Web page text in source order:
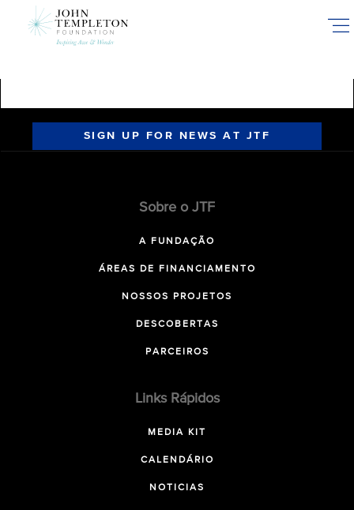
SIGN UP FOR NEWS AT JTF
Sobre o JTF
A FUNDAÇÃO
ÁREAS DE FINANCIAMENTO
NOSSOS PROJETOS
DESCOBERTAS
PARCEIROS
Links Rápidos
MEDIA KIT
CALENDÁRIO
NOTICIAS